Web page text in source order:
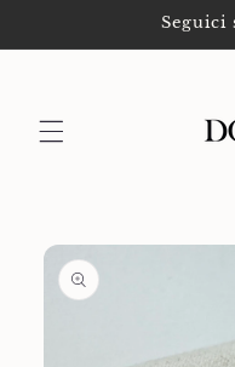
ai contenuti
Seguici
Passa alle
informazioni
sul prodotto